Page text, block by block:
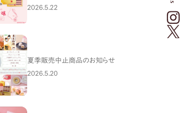
2026.5.22
夏季販売中止商品のお知らせ
2026.5.20